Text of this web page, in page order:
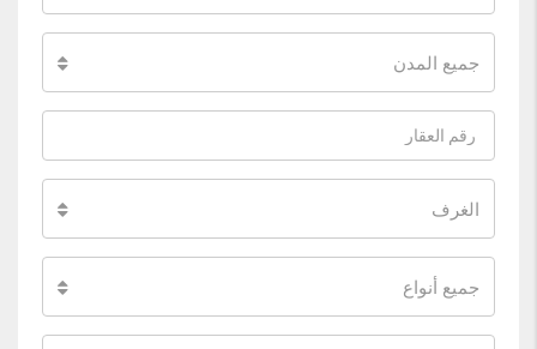
جميع المدن
الغرف
جميع أنواع